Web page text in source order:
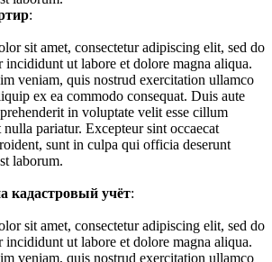
:
sit amet, consectetur adipiscing elit, sed do
incididunt ut labore et dolore magna aliqua.
veniam, quis nostrud exercitation ullamco
ex ea commodo consequat. Duis aute
in voluptate velit esse cillum
pariatur. Excepteur sint occaecat
sunt in culpa qui officia deserunt
laborum.
кадастровый учёт:
sit amet, consectetur adipiscing elit, sed do
incididunt ut labore et dolore magna aliqua.
veniam, quis nostrud exercitation ullamco